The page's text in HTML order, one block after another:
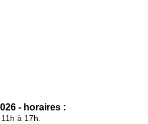
- horaires :
à 17h.